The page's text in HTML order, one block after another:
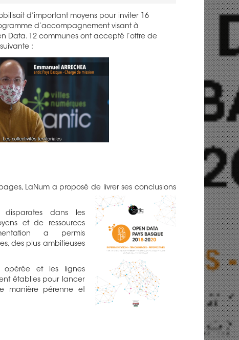
d’important moyens pour inviter 16
d’accompagnement visant à
Data. 12 communes ont accepté l’offre de
:
LaNum a proposé de livrer ses conclusions
disparates dans les
et de ressources
a permis
des plus ambitieuses
opérée et les lignes
établies pour lancer
manière pérenne et